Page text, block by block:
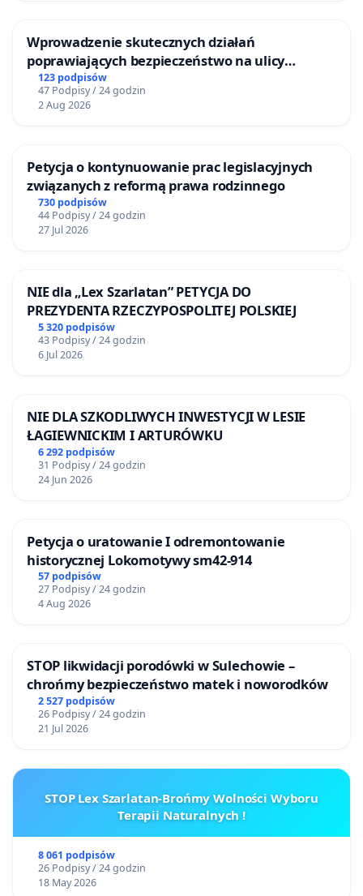
Wprowadzenie skutecznych działań
poprawiających bezpieczeństwo na ulicy
Żeromskiego w Otwocku
123 podpisów
47 Podpisy / 24 godzin
2 Aug 2026
Petycja o kontynuowanie prac legislacyjnych
związanych z reformą prawa rodzinnego
730 podpisów
44 Podpisy / 24 godzin
27 Jul 2026
NIE dla „Lex Szarlatan” PETYCJA DO
PREZYDENTA RZECZYPOSPOLITEJ POLSKIEJ
5 320 podpisów
43 Podpisy / 24 godzin
6 Jul 2026
NIE DLA SZKODLIWYCH INWESTYCJI W LESIE
ŁAGIEWNICKIM I ARTURÓWKU
6 292 podpisów
31 Podpisy / 24 godzin
24 Jun 2026
Petycja o uratowanie I odremontowanie
historycznej Lokomotywy sm42-914
57 podpisów
27 Podpisy / 24 godzin
4 Aug 2026
STOP likwidacji porodówki w Sulechowie –
chrońmy bezpieczeństwo matek i noworodków
2 527 podpisów
26 Podpisy / 24 godzin
21 Jul 2026
STOP Lex Szarlatan-Brońmy Wolności Wyboru
Terapii Naturalnych !
8 061 podpisów
26 Podpisy / 24 godzin
18 May 2026